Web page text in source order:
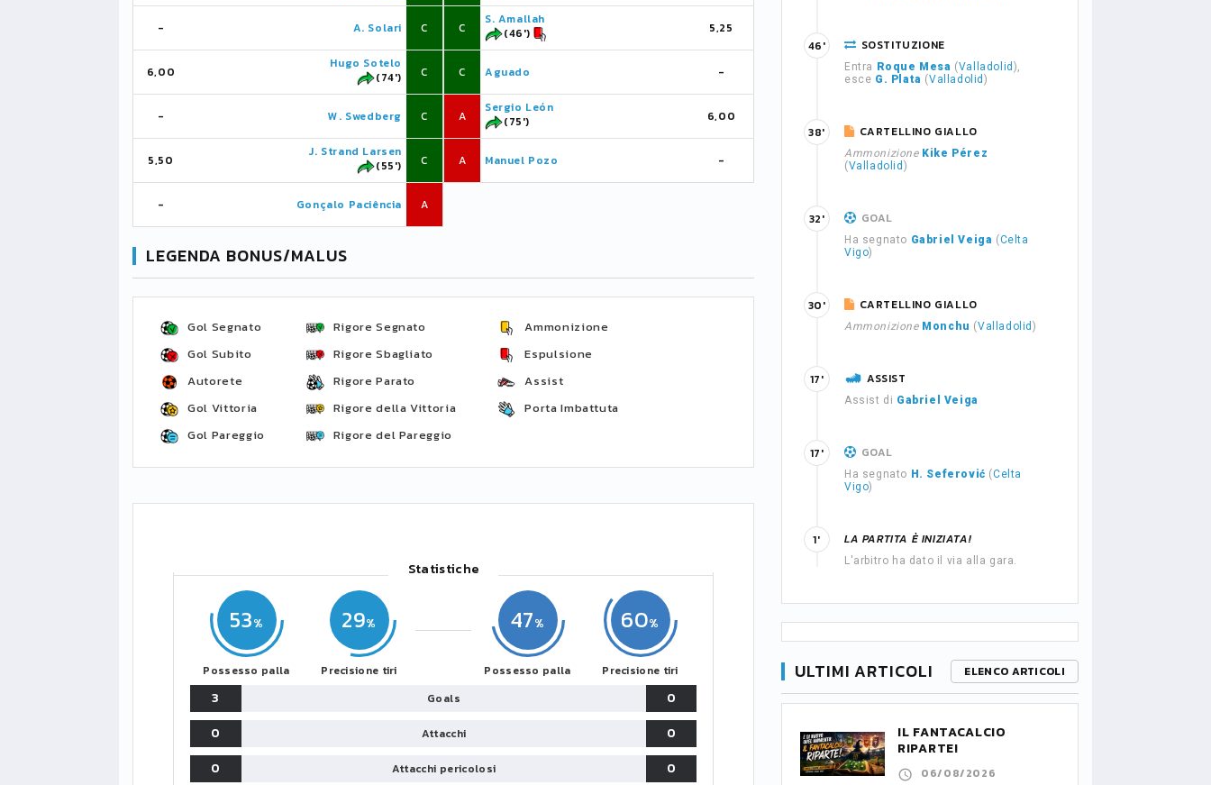
- A. Solari C
6,00
Hugo Sotelo
(74')
C
- W. Swedberg C
5,50
J. Strand Larsen
(55')
C
- Gonçalo Paciência A
C
S. Amallah
(46')
5,25
C Aguado -
A
Sergio León
(75')
6,00
A Manuel Pozo -
LEGENDA BONUS/MALUS
Gol Segnato
Gol Subito
Autorete
Gol Vittoria
Gol Pareggio
Rigore Segnato
Rigore Sbagliato
Rigore Parato
Rigore della Vittoria
Rigore del Pareggio
Ammonizione
Espulsione
Assist
Porta Imbattuta
Statistiche
53
Possesso palla
29
Precisione tiri
47
Possesso palla
60
Precisione tiri
3 Goals
0
0
Attacchi
0
0
Attacchi pericolosi
0
SOSTITUZIONE
Entra Roque Mesa (Valladolid ),
esce G. Plata (Valladolid)
46'
CARTELLINO GIALLO
Ammonizione Kike Pérez
(Valladolid )
38'
GOAL
Ha segnato Gabriel Veiga (Celta
Vigo)
32'
CARTELLINO GIALLO
Ammonizione Monchu (Valladolid)
30'
ASSIST
Assist di Gabriel Veiga
17'
GOAL
Ha segnato H. Seferović (Celta
Vigo)
17'
LA PARTITA È INIZIATA!
L'arbitro ha dato il via alla gara.
1'
ULTIMI ARTICOLI ELENCO ARTICOLI
IL FANTACALCIO
RIPARTE!
06/08/2026